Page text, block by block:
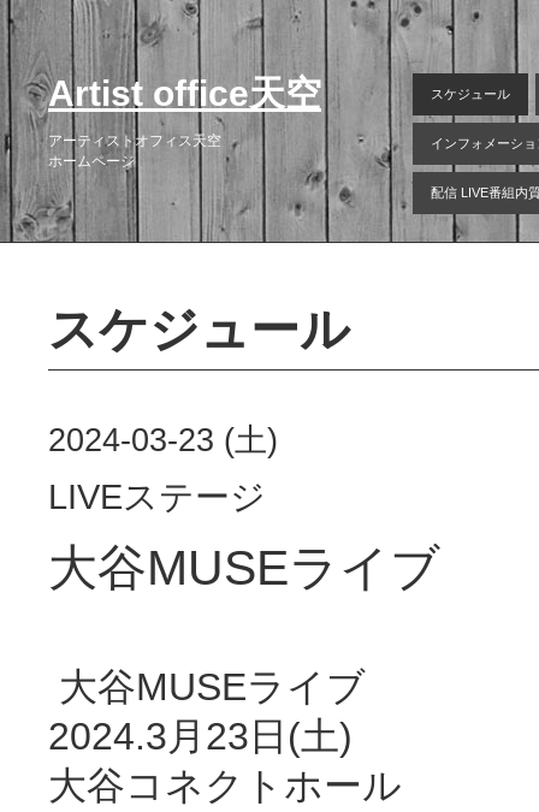
Artist office天空
アーティストオフィス天空
ホームページ
スケジュール
インフォメーショ
配信 LIVE番組内
スケジュール
2024-03-23 (土)
LIVEステージ
大谷MUSEライブ
大谷MUSEライブ
2024.3月23日(土)
大谷コネクトホール